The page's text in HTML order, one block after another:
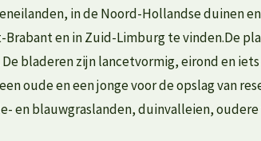
in de Noord-Hollandse duinen
en in Zuid-Limburg te vinden.De
De bladeren zijn lancetvormig, eirond en
oude en een jonge voor de opslag van
en blauwgraslanden, duinvalleien,